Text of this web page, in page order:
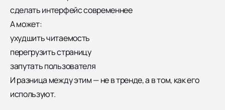
сделать интерфейс современнее
А может:
ухудшить читаемость
перегрузить страницу
запутать пользователя
И разница между этим — не в тренде, а в том, как его
используют.